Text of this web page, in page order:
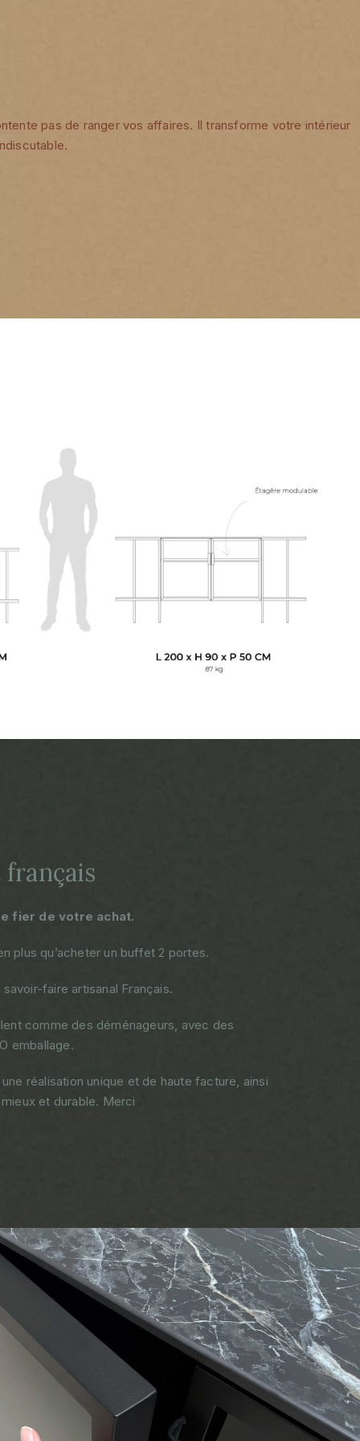
pas de ranger vos affaires. Il transforme votre intérieur
fier de votre achat.
plus qu’acheter un buffet 2 portes.
faire artisanal Français.
comme des déménageurs, avec des
emballage.
réalisation unique et de haute facture, ainsi
et durable. Merci